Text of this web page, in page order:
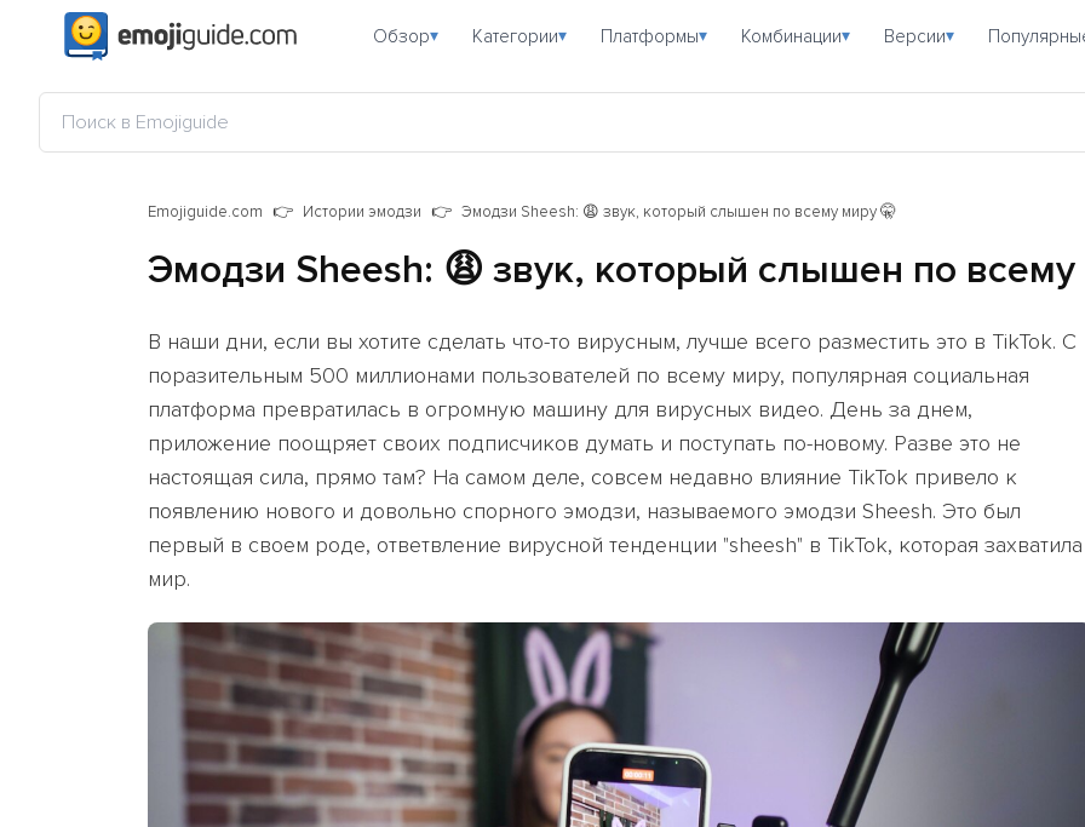
Обзор▾ Категории▾ Платформы▾ Комбинации▾ Версии▾
Emojiguide.com Истории эмодзи Эмодзи Sheesh: 😩 звук, который слышен по всему миру 🤫
Эмодзи Sheesh: 😩 звук, который слышен по
В наши дни, если вы хотите сделать что-то вирусным, лучше всего разместить это в TikTok. С
поразительным 500 миллионами пользователей по всему миру, популярная социальная
платформа превратилась в огромную машину для вирусных видео. День за днем,
приложение поощряет своих подписчиков думать и поступать по-новому. Разве это не
настоящая сила, прямо там? На самом деле, совсем недавно влияние TikTok привело к
появлению нового и довольно спорного эмодзи, называемого эмодзи Sheesh. Это был
первый в своем роде, ответвление вирусной тенденции "sheesh" в TikTok, которая захватила
мир.